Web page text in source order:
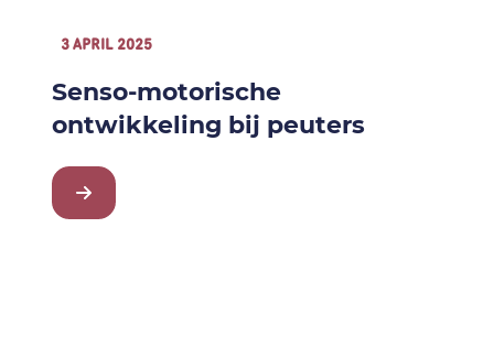
3 APRIL 2025
Senso-motorische
ontwikkeling bij peuters